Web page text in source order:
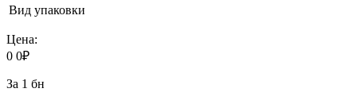
Вид упаковки
Цена:
0 0₽
За 1 бн